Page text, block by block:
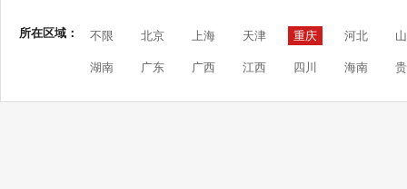
所在区域： 不限 北京 上海 天津 重庆 河北
湖南 广东 广西 江西 四川 海南